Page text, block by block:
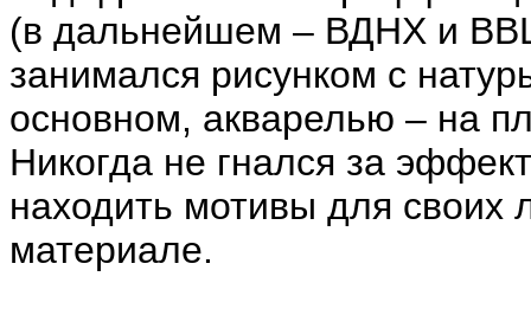
(в дальнейшем – ВДНХ и
занимался рисунком с
основном, акварелью – на
Никогда не гнался за
находить мотивы для своих
материале.